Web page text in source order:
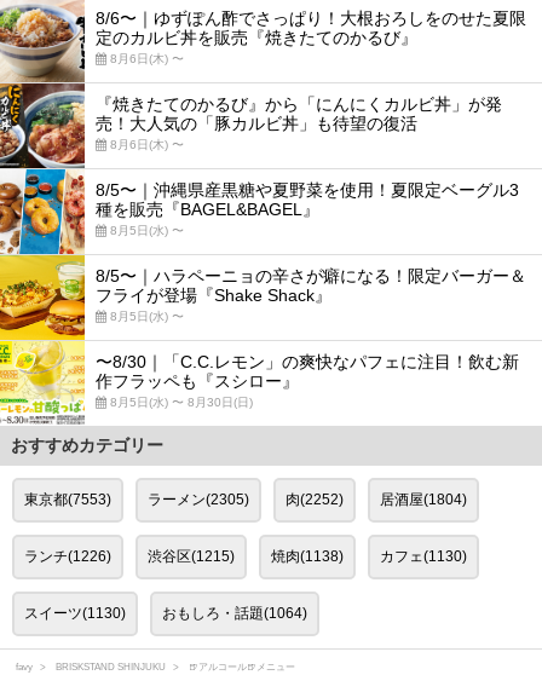
8/6〜｜ゆずぽん酢でさっぱり！大根おろしをのせた夏限
定のカルビ丼を販売『焼きたてのかるび』
8月6日(木) 〜
『焼きたてのかるび』から「にんにくカルビ丼」が発
売！大人気の「豚カルビ丼」も待望の復活
8月6日(木) 〜
8/5〜｜沖縄県産黒糖や夏野菜を使用！夏限定ベーグル3
種を販売『BAGEL&BAGEL』
8月5日(水) 〜
8/5〜｜ハラペーニョの辛さが癖になる！限定バーガー＆
フライが登場『Shake Shack』
8月5日(水) 〜
〜8/30｜「C.C.レモン」の爽快なパフェに注目！飲む新
作フラッペも『スシロー』
8月5日(水) 〜 8月30日(日)
おすすめカテゴリー
東京都(7553) ラーメン(2305) 肉(2252) 居酒屋(1804)
ランチ(1226) 渋谷区(1215) 焼肉(1138) カフェ(1130)
スイーツ(1130) おもしろ・話題(1064)
favy BRISKSTAND SHINJUKU 🍺アルコール🍺メニュー